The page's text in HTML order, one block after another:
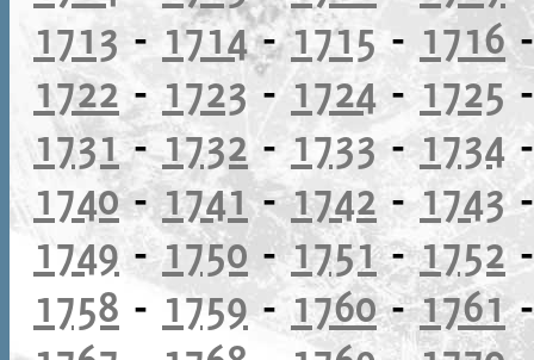
1713 - 1714-1715 - 1716
1722 -1723 - 1724-1725
1731-1732 - 1733- 1734
1740-1741-1742-1743
1749 -1750 -1751-1752
1758 - 1759 -1760-1761